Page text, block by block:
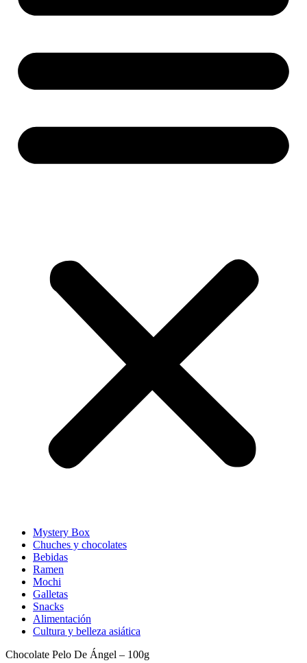
Mystery Box
Chuches y chocolates
Bebidas
Ramen
Mochi
Galletas
Snacks
Alimentación
Cultura y belleza asiática
Chocolate Pelo De Ángel – 100g